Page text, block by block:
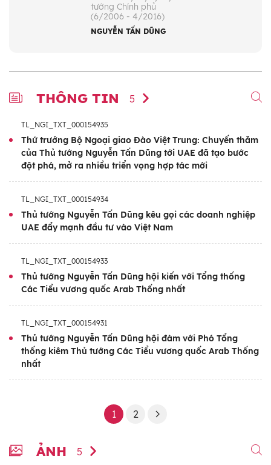
tướng Chính phủ
(6/2006 - 4/2016)
NGUYỄN TẤN DŨNG
THÔNG TIN 5
TL_NGI_TXT_000154935
Thứ trưởng Bộ Ngoại giao Đào Việt Trung: Chuyến thăm
của Thủ tướng Nguyễn Tấn Dũng tới UAE đã tạo bước
đột phá, mở ra nhiều triển vọng hợp tác mới
TL_NGI_TXT_000154934
Thủ tướng Nguyễn Tấn Dũng kêu gọi các doanh nghiệp
UAE đẩy mạnh đầu tư vào Việt Nam
TL_NGI_TXT_000154933
Thủ tướng Nguyễn Tấn Dũng hội kiến với Tổng thống
Các Tiểu vương quốc Arab Thống nhất
TL_NGI_TXT_000154931
Thủ tướng Nguyễn Tấn Dũng hội đàm với Phó Tổng
thống kiêm Thủ tướng Các Tiểu vương quốc Arab Thống
nhất
1 2
ẢNH 5